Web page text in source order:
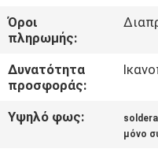
ΕΙΔΉΣΕΙΣ
ΖΗΤΉΣΤΕ
ΈΝΑ
ΑΠΌΣΠΑΣΜΑ
Όροι
πληρωμής:
Δυνατότητα
προσφοράς:
Υψηλό φως:
μόνο